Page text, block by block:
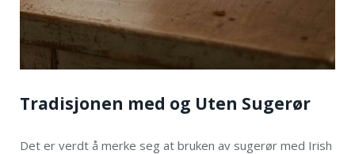
Tradisjonen med og Uten Sugerør
Det er verdt å merke seg at bruken av sugerør med Irish